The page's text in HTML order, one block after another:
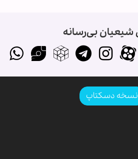
بی‌رسانه
نسخه دسکتاپ